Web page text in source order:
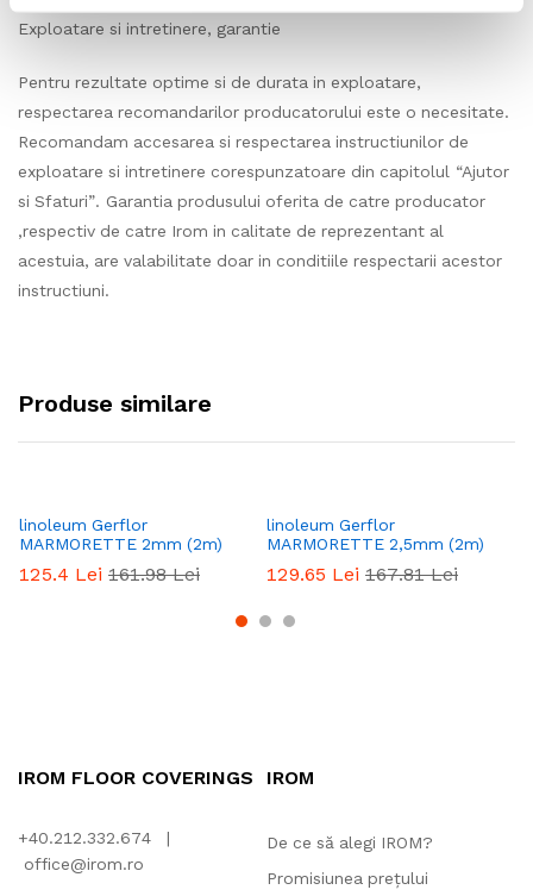
Exploatare si intretinere, garantie
Pentru rezultate optime si de durata in exploatare,
respectarea recomandarilor producatorului este o necesitate.
Recomandam accesarea si respectarea instructiunilor de
exploatare si intretinere corespunzatoare din capitolul “Ajutor
si Sfaturi”. Garantia produsului oferita de catre producator
,respectiv de catre Irom in calitate de reprezentant al
acestuia, are valabilitate doar in conditiile respectarii acestor
instructiuni.
Produse similare
linoleum Gerflor
MARMORETTE 2mm (2m)
125.4 Lei 161.98 Lei
linoleum Gerflor
MARMORETTE 2,5mm (2m)
129.65 Lei 167.81 Lei
IROM FLOOR COVERINGS
+40.212.332.674 |
office@irom.ro
IROM
De ce să alegi IROM?
Promisiunea prețului